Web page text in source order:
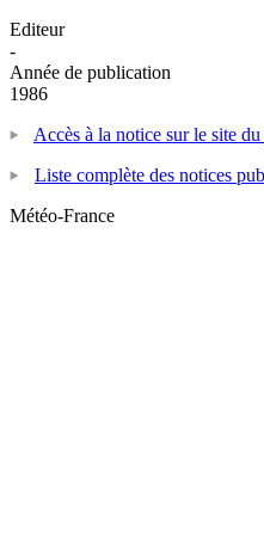
Editeur
-
Année de publication
1986
Accès à la notice sur le site
Liste complète des notices
Météo-France